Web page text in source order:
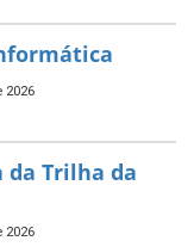
2026
da Trilha da
2026